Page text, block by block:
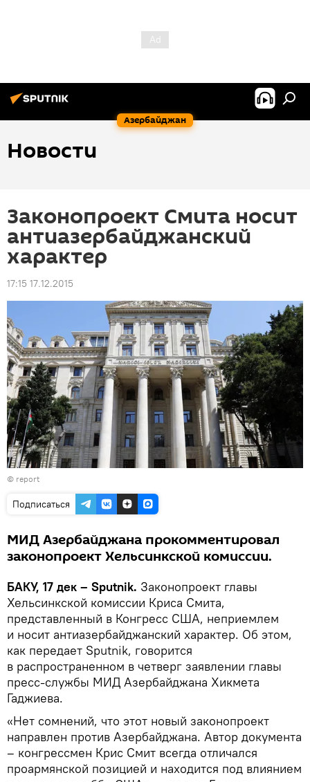
Азербайджан
Новости
Законопроект Смита носит
антиазербайджанский
характер
17:15 17.12.2015
© report
Подписаться
МИД Азербайджана прокомментировал
законопроект Хельсинкской комиссии.
БАКУ, 17 дек – Sputnik. Законопроект главы
Хельсинкской комиссии Криса Смита,
представленный в Конгресс США, неприемлем
и носит антиазербайджанский характер. Об этом,
как передает Sputnik, говорится
в распространенном в четверг заявлении главы
пресс-службы МИД Азербайджана Хикмета
Гаджиева.
«Нет сомнений, что этот новый законопроект
направлен против Азербайджана. Автор документа
– конгрессмен Крис Смит всегда отличался
проармянской позицией и находится под влиянием